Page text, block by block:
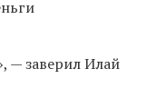
— заверил Илай